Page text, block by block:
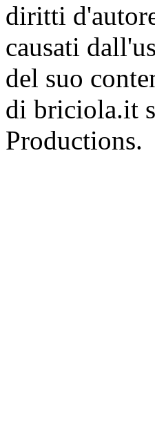
diritti
causati
del suo
di briciola.it
Productions.